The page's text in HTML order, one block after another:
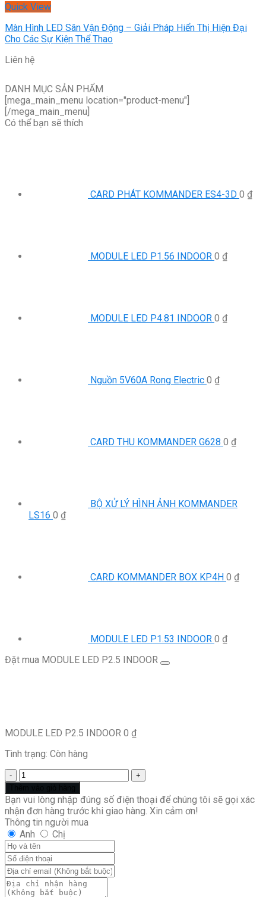
Quick View
Màn Hình LED Sân Vận Động – Giải Pháp Hiển Thị Hiện Đại
Cho Các Sự Kiện Thể Thao
Liên hệ
DANH MỤC SẢN PHẨM
[mega_main_menu location="product-menu"]
[/mega_main_menu]
Có thể bạn sẽ thích
CARD PHÁT KOMMANDER ES4-3D 0 ₫
MODULE LED P1.56 INDOOR 0 ₫
MODULE LED P4.81 INDOOR 0 ₫
Nguồn 5V60A Rong Electric 0 ₫
CARD THU KOMMANDER G628 0 ₫
BỘ XỬ LÝ HÌNH ẢNH KOMMANDER
LS16 0 ₫
CARD KOMMANDER BOX KP4H 0 ₫
MODULE LED P1.53 INDOOR 0 ₫
Đặt mua MODULE LED P2.5 INDOOR
MODULE LED P2.5 INDOOR 0 ₫
Tình trạng: Còn hàng
MODULE
LED
P2.5
INDOOR
số
lượng
Bạn vui lòng nhập đúng số điện thoại để chúng tôi sẽ gọi xác
nhận đơn hàng trước khi giao hàng. Xin cảm ơn!
Thông tin người mua
Anh
Chị